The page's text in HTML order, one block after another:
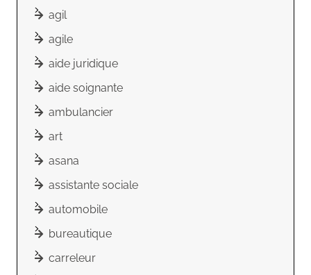
agil
agile
aide juridique
aide soignante
ambulancier
art
asana
assistante sociale
automobile
bureautique
carreleur